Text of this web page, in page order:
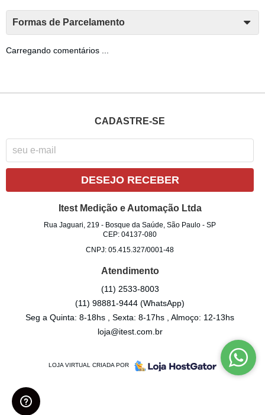
Formas de Parcelamento
Carregando comentários ...
CADASTRE-SE
DESEJO RECEBER
Itest Medição e Automação Ltda
Rua Jaguari, 219 - Bosque da Saúde, São Paulo -SP
CEP: 04137-080
CNPJ: 05.415.327/0001-48
Atendimento
(11) 2533-8003
(11) 98881-9444(WhatsApp)
Seg a Quinta: 8-18hs , Sexta: 8-17hs , Almoço: 12-13hs
loja@itest.com.br
LOJA VIRTUAL CRIADA POR